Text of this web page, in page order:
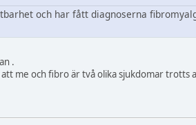
och har fått diagnoserna
.
me och fibro är två olika sjukdomar trotts